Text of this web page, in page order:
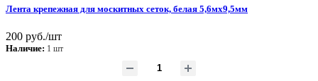
Лента крепежная для москитных сеток, белая 5,6мх9,5мм
200 руб./шт
Наличие: 1 шт